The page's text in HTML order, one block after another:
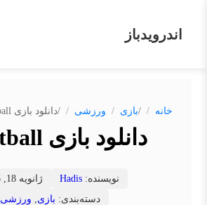
اندرویدباز
خانه /بازی ورزشی /دانلود بازی eFootball
دانلود بازی eFootball
نویسنده:Hadis
ژانویه 18, 2025
دسته‌بندی: بازی, ورزشی